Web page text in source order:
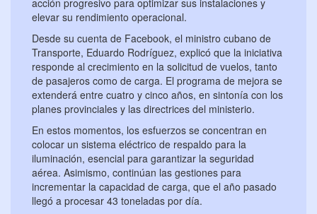
acción progresivo para optimizar sus instalaciones y
elevar su rendimiento operacional.
Desde su cuenta de Facebook, el ministro cubano de
Transporte, Eduardo Rodríguez, explicó que la iniciativa
responde al crecimiento en la solicitud de vuelos, tanto
de pasajeros como de carga. El programa de mejora se
extenderá entre cuatro y cinco años, en sintonía con los
planes provinciales y las directrices del ministerio.
En estos momentos, los esfuerzos se concentran en
colocar un sistema eléctrico de respaldo para la
iluminación, esencial para garantizar la seguridad
aérea. Asimismo, continúan las gestiones para
incrementar la capacidad de carga, que el año pasado
llegó a procesar 43 toneladas por día.